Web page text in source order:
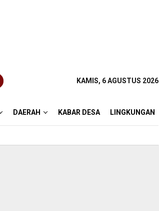
KAMIS, 6 AGUSTUS 2026
DAERAH KABAR DESA LINGKUNGAN